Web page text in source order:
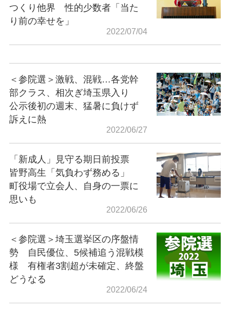
つくり他界 性的少数者「当た
り前の幸せを」
2022/07/04
＜参院選＞激戦、混戦…各党幹
部クラス、相次ぎ埼玉県入り
公示後初の週末、猛暑に負けず
訴えに熱
2022/06/27
「新成人」見守る期日前投票
皆野高生「気負わず務める」
町役場で立会人、自身の一票に
思いも
2022/06/26
＜参院選＞埼玉選挙区の序盤情
勢 自民優位、5候補追う混戦模
様 有権者3割超が未確定、終盤
どうなる
2022/06/24